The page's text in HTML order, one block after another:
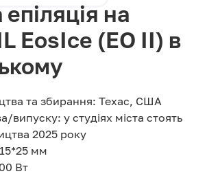
на
EosIce (EO II) в
та збирання: Техас, США
випуску: у студіях міста стоять
2025 року
мм
Вт